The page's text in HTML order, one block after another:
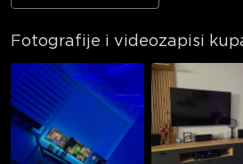
Fotografije i videozapisi